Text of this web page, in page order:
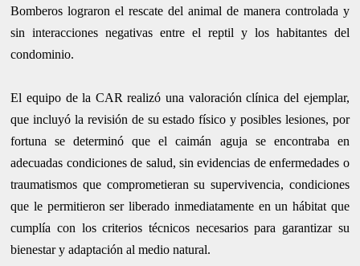
Bomberos lograron el rescate del animal de manera controlada y
sin interacciones negativas entre el reptil y los habitantes del
condominio.
El equipo de la CAR realizó una valoración clínica del ejemplar,
que incluyó la revisión de su estado físico y posibles lesiones, por
fortuna se determinó que el caimán aguja se encontraba en
adecuadas condiciones de salud, sin evidencias de enfermedades o
traumatismos que comprometieran su supervivencia, condiciones
que le permitieron ser liberado inmediatamente en un hábitat que
cumplía con los criterios técnicos necesarios para garantizar su
bienestar y adaptación al medio natural.